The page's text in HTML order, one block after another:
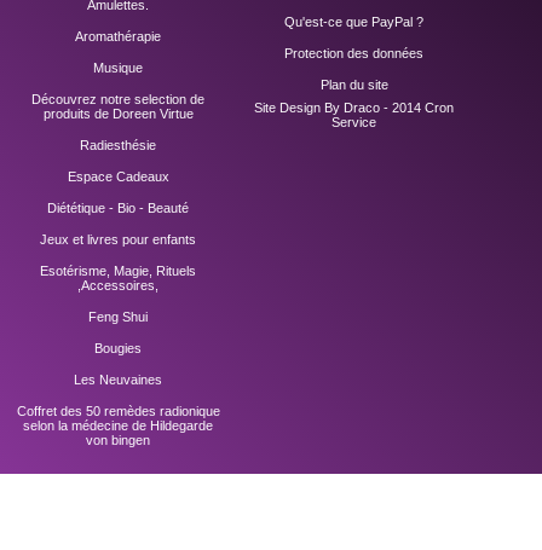
Amulettes.
Aromathérapie
Musique
Découvrez notre selection de
produits de Doreen Virtue
Radiesthésie
Espace Cadeaux
Diététique - Bio - Beauté
Jeux et livres pour enfants
Esotérisme, Magie, Rituels
,Accessoires,
Feng Shui
Bougies
Les Neuvaines
Coffret des 50 remèdes radionique
selon la médecine de Hildegarde
von bingen
Qu'est-ce que PayPal ?
Protection des données
Plan du site
Site Design By Draco - 2014 Cron
Service